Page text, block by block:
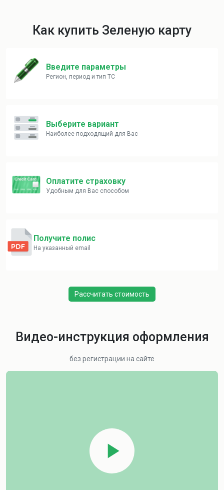
Как купить Зеленую карту
Введите параметры
Регион, период и тип ТС
Выберите вариант
Наиболее подходящий для Вас
Оплатите страховку
Удобным для Вас способом
Получите полис
На указанный email
Рассчитать стоимость
Видео-инструкция оформления
без регистрации на сайте